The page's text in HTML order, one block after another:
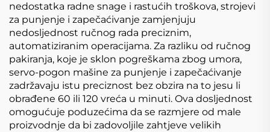
nedostatka radne snage i rastućih troškova, strojevi
za punjenje i zapečaćivanje zamjenjuju
nedosljednost ručnog rada preciznim,
automatiziranim operacijama. Za razliku od ručnog
pakiranja, koje je sklon pogreškama zbog umora,
servo-pogon mašine za punjenje i zapečaćivanje
zadržavaju istu preciznost bez obzira na to jesu li
obrađene 60 ili 120 vreća u minuti. Ova dosljednost
omogućuje poduzećima da se razmjere od male
proizvodnje da bi zadovoljile zahtjeve velikih